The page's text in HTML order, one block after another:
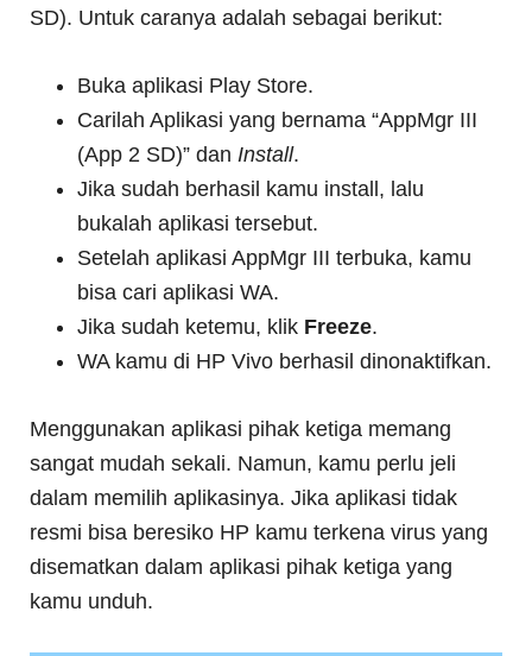
SD). Untuk caranya adalah sebagai berikut:
Buka aplikasi Play Store.
Carilah Aplikasi yang bernama “AppMgr III
(App 2 SD)” danInstall.
Jika sudah berhasil kamu install, lalu
bukalah aplikasi tersebut.
Setelah aplikasi AppMgr III terbuka, kamu
bisa cari aplikasi WA.
Jika sudah ketemu, klik Freeze.
WA kamu di HP Vivo berhasil dinonaktifkan.
Menggunakan aplikasi pihak ketiga memang
sangat mudah sekali. Namun, kamu perlu jeli
dalam memilih aplikasinya. Jika aplikasi tidak
resmi bisa beresiko HP kamu terkena virus yang
disematkan dalam aplikasi pihak ketiga yang
kamu unduh.